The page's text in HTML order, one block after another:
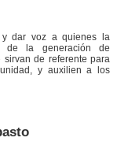
y dar voz a quienes la
de la generación de
de referente para
y auxilien a los